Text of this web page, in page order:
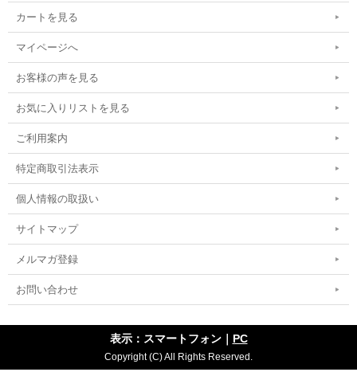
カートを見る
マイページへ
お客様の声を見る
お気に入りリストを見る
ご利用案内
特定商取引法表示
個人情報の取扱い
サイトマップ
メルマガ登録
お問い合わせ
表示：スマートフォン｜ PC
Copyright (C) All Rights Reserved.